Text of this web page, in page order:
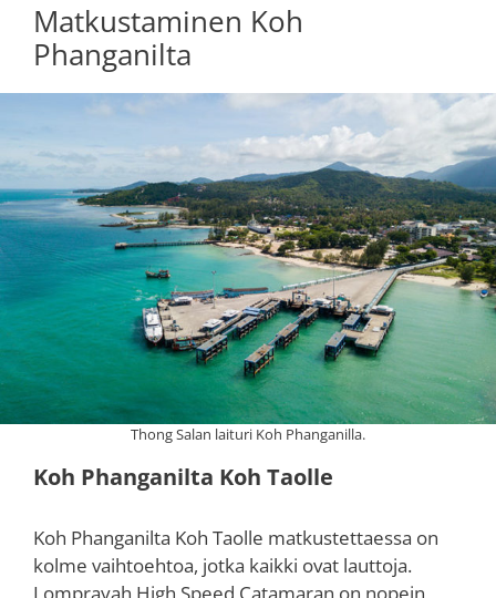
Matkustaminen Koh
Phanganilta
Thong Salan laituri Koh Phanganilla.
Koh Phanganilta Koh Taolle
Koh Phanganilta Koh Taolle matkustettaessa on
kolme vaihtoehtoa, jotka kaikki ovat lauttoja.
Lomprayah High Speed Catamaran on nopein